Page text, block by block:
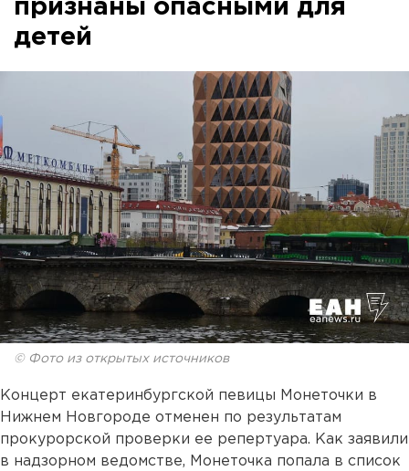
признаны опасными для
детей
© Фото из открытых источников
Концерт екатеринбургской певицы Монеточки в
Нижнем Новгороде отменен по результатам
прокурорской проверки ее репертуара. Как заявили
в надзорном ведомстве, Монеточка попала в список